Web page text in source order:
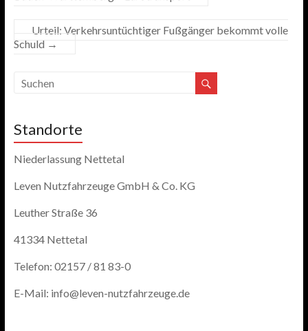
Urteil: Verkehrsuntüchtiger Fußgänger bekommt volle
Schuld →
Standorte
Niederlassung Nettetal
Leven Nutzfahrzeuge GmbH & Co. KG
Leuther Straße 36
41334 Nettetal
Telefon: 02157 / 81 83-0
E-Mail: info@leven-nutzfahrzeuge.de